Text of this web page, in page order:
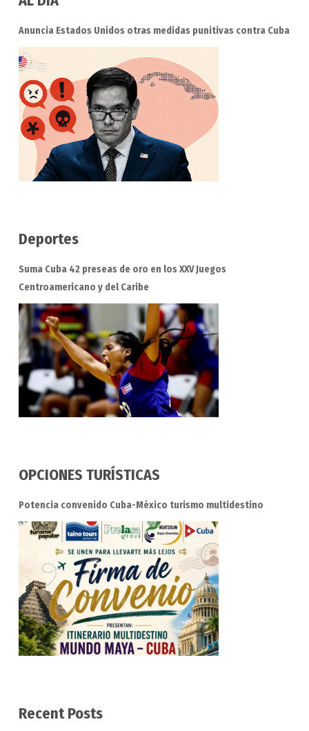
Anuncia Estados Unidos otras medidas punitivas contra Cuba
Deportes
Suma Cuba 42 preseas de oro en los XXV Juegos
Centroamericano y del Caribe
OPCIONES TURÍSTICAS
Potencia convenido Cuba-México turismo multidestino
Recent Posts